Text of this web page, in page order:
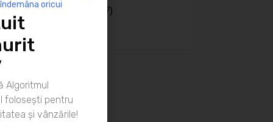
Spiritualitate
(127)
oricui
Algoritmul
folosești pentru
și vânzările!